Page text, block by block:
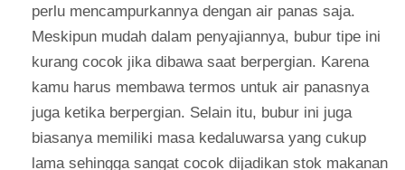
perlu mencampurkannya dengan air panas saja.
Meskipun mudah dalam penyajiannya, bubur tipe ini
kurang cocok jika dibawa saat berpergian. Karena
kamu harus membawa termos untuk air panasnya
juga ketika berpergian. Selain itu, bubur ini juga
biasanya memiliki masa kedaluwarsa yang cukup
lama sehingga sangat cocok dijadikan stok makanan